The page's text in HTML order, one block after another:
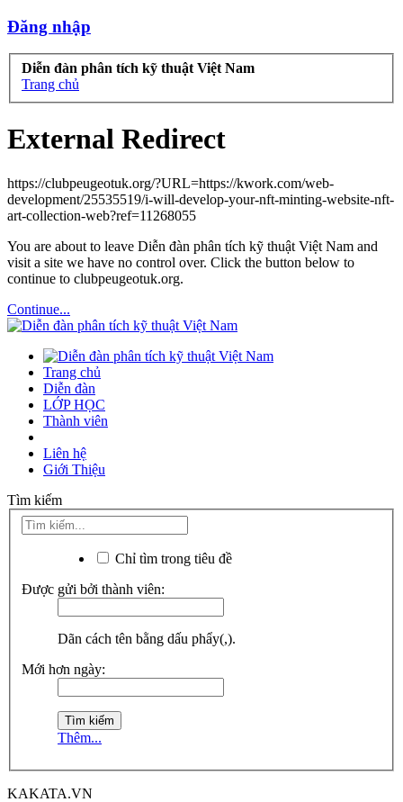
Đăng nhập
Diễn đàn phân tích kỹ thuật Việt Nam
Trang chủ
External Redirect
https://clubpeugeotuk.org/?URL=https://kwork.com/web-
development/25535519/i-will-develop-your-nft-minting-website-nft-
art-collection-web?ref=11268055
You are about to leave Diễn đàn phân tích kỹ thuật Việt Nam and
visit a site we have no control over. Click the button below to
continue to clubpeugeotuk.org.
Continue...
Trang chủ
Diễn đàn
LỚP HỌC
Thành viên
Liên hệ
Giới Thiệu
Tìm kiếm
Chỉ tìm trong tiêu đề
Được gửi bởi thành viên:
Dãn cách tên bằng dấu phẩy(,).
Mới hơn ngày:
Thêm...
KAKATA.VN